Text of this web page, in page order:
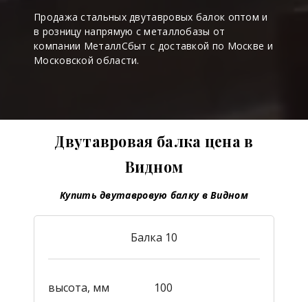
Продажа стальных двутавровых балок оптом и
в розницу напрямую с металлобазы от
компании МеталлСбыт с доставкой по Москве и
Московской области.
Двутавровая балка цена в
Видном
Купить двутавровую балку в Видном
Балка 10
высота, мм
100